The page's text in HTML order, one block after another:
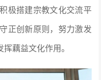
极搭建宗教文化交流平
正创新原则，努力激发
藕益文化作用。